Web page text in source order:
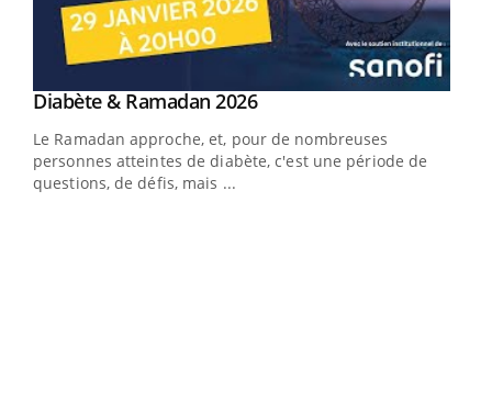
Youtube
Diabète & Ramadan 2026Youtube
Le Ramadan approche, et, pour de nombreuses
personnes atteintes de diabète, c'est une période de
questions, de défis, mais ...